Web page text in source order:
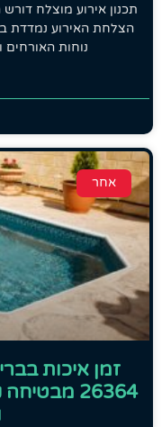
תכנון אירוע מוצלח
הצלחת האירוע נמדדת
נוחות האורחים
אחר
זמן איכות
26364